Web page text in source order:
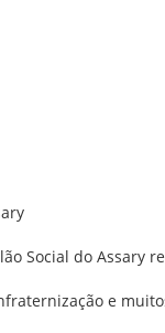
Social do Assary
e